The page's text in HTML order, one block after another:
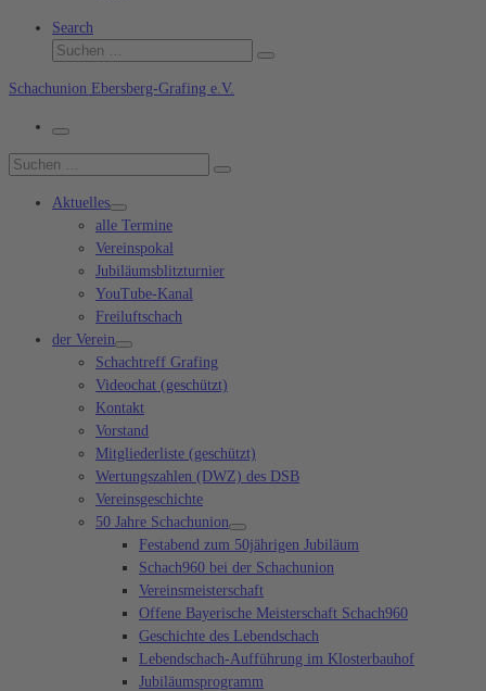
Search
Suche
Suchen …
Schachunion Ebersberg-Grafing e.V.
Menü
Suche
Suchen …
Aktuelles
alle Termine
Vereinspokal
Jubiläumsblitzturnier
YouTube-Kanal
Freiluftschach
der Verein
Schachtreff Grafing
Videochat (geschützt)
Kontakt
Vorstand
Mitgliederliste (geschützt)
Wertungszahlen (DWZ) des DSB
Vereinsgeschichte
50 Jahre Schachunion
Festabend zum 50jährigen Jubiläum
Schach960 bei der Schachunion
Vereinsmeisterschaft
Offene Bayerische Meisterschaft Schach960
Geschichte des Lebendschach
Lebendschach-Aufführung im Klosterbauhof
Jubiläumsprogramm